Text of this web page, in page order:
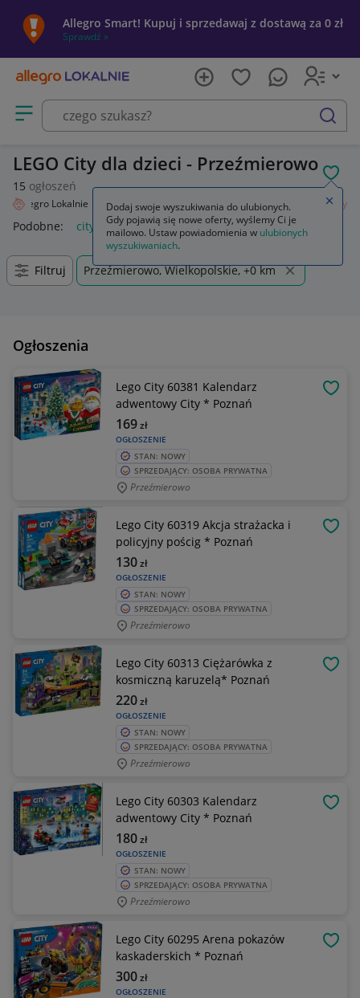
Allegro Smart! Kupuj i sprzedawaj z dostawą za 0 zł
Sprawdź »
Otwórz menu z kategoriami
szukaj
LEGO City dla dzieci - Przeźmierowo
15 ogłoszeń
Allegro Lokalnie Dziecko Zabawki Klocki LEGO Zestawy City
Podobne: city lego city lego city policja lego city pociąg
Filtruj Przeźmierowo, Wielkopolskie, +0 km
Ogłoszenia
Lego City 60381 Kalendarz
adwentowy City * Poznań
OGŁOSZENIE
169zł
STAN: NOWY
SPRZEDAJĄCY: OSOBA PRYWATNA
Przeźmierowo
Lego City 60319 Akcja strażacka i
policyjny pościg * Poznań
OGŁOSZENIE
130zł
STAN: NOWY
SPRZEDAJĄCY: OSOBA PRYWATNA
Przeźmierowo
Lego City 60313 Ciężarówka z
kosmiczną karuzelą* Poznań
OGŁOSZENIE
220zł
STAN: NOWY
SPRZEDAJĄCY: OSOBA PRYWATNA
Przeźmierowo
Lego City 60303 Kalendarz
adwentowy City * Poznań
OGŁOSZENIE
180zł
STAN: NOWY
SPRZEDAJĄCY: OSOBA PRYWATNA
Przeźmierowo
Lego City 60295 Arena pokazów
kaskaderskich * Poznań
OGŁOSZENIE
300zł
Dodaj swoje wyszukiwania do ulubionych.
Gdy pojawią się nowe oferty, wyślemy Ci je
mailowo. Ustaw powiadomienia w ulubionych
wyszukiwaniach.